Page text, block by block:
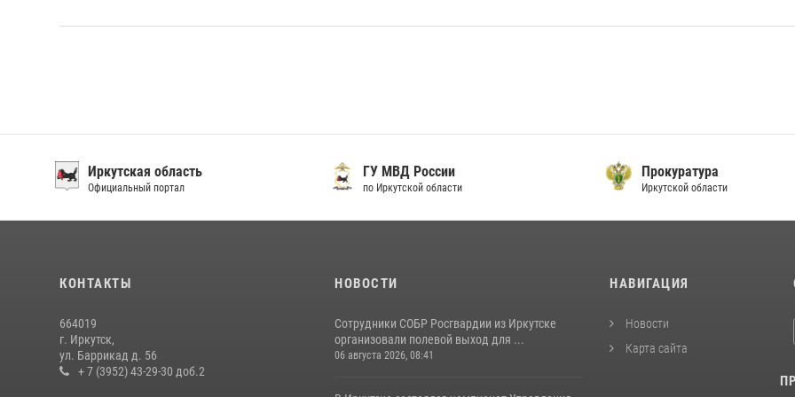
Иркутская область
Официальный портал
ГУ МВД России
по Иркутской области
Прокуратура
Иркутской области
КОНТАКТЫ
664019
г. Иркутск,
ул. Баррикад д. 56
+ 7 (3952) 43-29-30 доб.2
НОВОСТИ
Сотрудники СОБР Росгвардии из Иркутске
организовали полевой выход для ...
06 августа 2026, 08:41
НАВИГАЦИЯ
Новости
Карта сайта